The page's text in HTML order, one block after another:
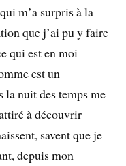
m’a surpris à la
que j’ai pu y faire
qui est en moi
est un
la nuit des temps me
à découvrir
savent que je
depuis mon